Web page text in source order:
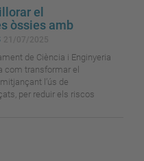
el
òssies amb
de Ciència i Enginyeria
com transformar el
l’ús de
per reduir els riscos